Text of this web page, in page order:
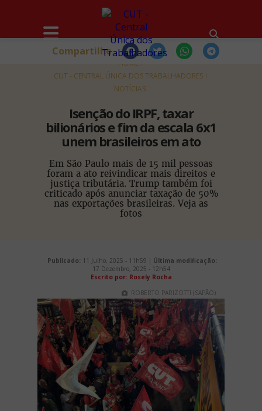
HOME
CUT - CENTRAL ÚNICA DOS TRABALHADORES
NOTÍCIAS
Isenção do IRPF, taxar
bilionários e fim da escala 6x1
unem brasileiros em ato
Em São Paulo mais de 15 mil pessoas
foram a ato reivindicar mais direitos e
justiça tributária. Trump também foi
criticado após anunciar taxação de 50%
nas exportações brasileiras. Veja as
fotos
Compartilhe
Publicado: 11 Julho, 2025 - 11h59 | Última modificação:
17 Dezembro, 2025 - 12h54
Escrito por: Rosely Rocha
ROBERTO PARIZOTTI (SAPÃO)